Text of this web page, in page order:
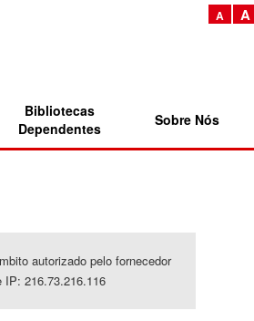
A A
Bibliotecas
Dependentes
Sobre Nós
autorizado pelo fornecedor
IP: 216.73.216.116